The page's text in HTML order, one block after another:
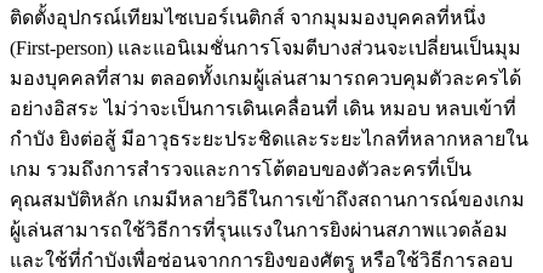
ติดตั้งอุปกรณ์เทียมไซเบอร์เนติกส์ จากมุมมองบุคคลที่หนึ่ง
(First-person) และแอนิเมชั่นการโจมตีบางส่วนจะเปลี่ยนเป็นมุม
มองบุคคลที่สาม ตลอดทั้งเกมผู้เล่นสามารถควบคุมตัวละครได้
อย่างอิสระ ไม่ว่าจะเป็นการเดินเคลื่อนที่ เดิน หมอบ หลบเข้าที่
กำบัง ยิงต่อสู้ มีอาวุธระยะประชิดและระยะไกลที่หลากหลายใน
เกม รวมถึงการสำรวจและการโต้ตอบของตัวละครที่เป็น
คุณสมบัติหลัก เกมมีหลายวิธีในการเข้าถึงสถานการณ์ของเกม
ผู้เล่นสามารถใช้วิธีการที่รุนแรงในการยิงผ่านสภาพแวดล้อม
และใช้ที่กำบังเพื่อซ่อนจากการยิงของศัตรู หรือใช้วิธีการลอบ